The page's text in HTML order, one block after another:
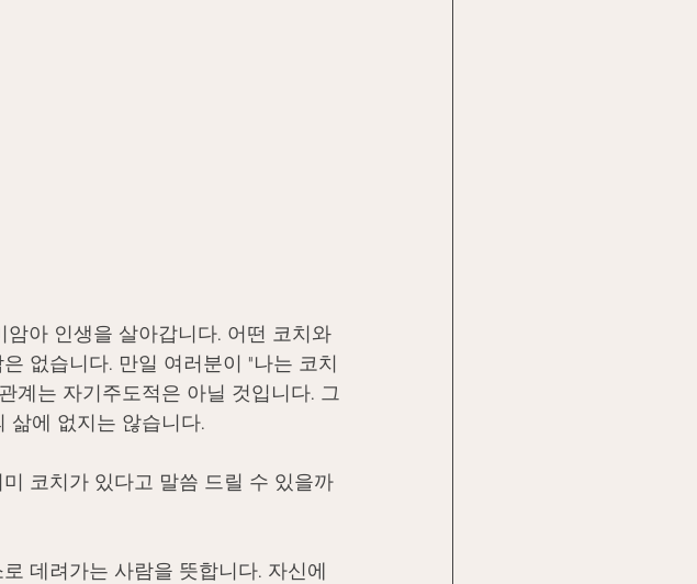
아 인생을 살아갑니다. 어떤 코치와
없습니다. 만일 여러분이 "나는 코치
계는 자기주도적은 아닐 것입니다. 그
삶에 없지는 않습니다.
코치가 있다고 말씀 드릴 수 있을까
데려가는 사람을 뜻합니다. 자신에